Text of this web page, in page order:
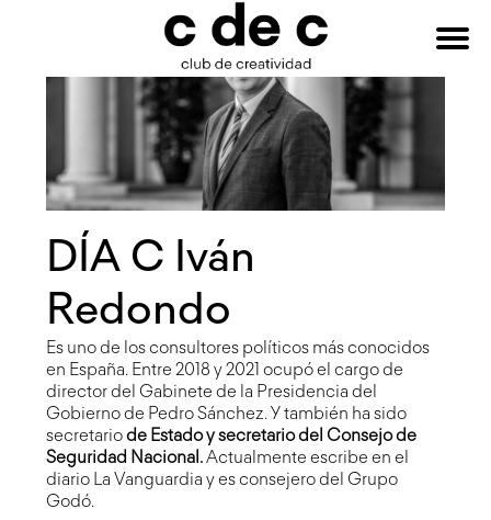
HAZTE
DÍA C Iván
Redondo
Es uno de los consultores políticos más conocidos
en España. Entre 2018 y 2021 ocupó el cargo de
director del Gabinete de la Presidencia del
Gobierno de Pedro Sánchez. Y también ha sido
secretariode Estado y secretario del Consejo de
Seguridad Nacional.Actualmente escribe en el
diario La Vanguardia y es consejero del Grupo
Godó.